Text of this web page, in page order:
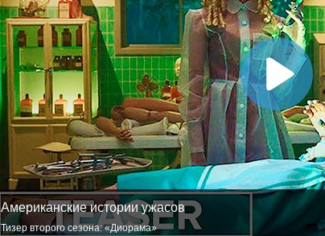
Американские истории ужасов
Тизер второго сезона: «Диорама»